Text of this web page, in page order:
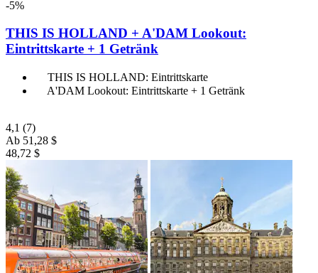
-5%
THIS IS HOLLAND + A'DAM Lookout:
Eintrittskarte + 1 Getränk
THIS IS HOLLAND: Eintrittskarte
A'DAM Lookout: Eintrittskarte + 1 Getränk
4,1 (7)
Ab 51,28 $
48,72 $